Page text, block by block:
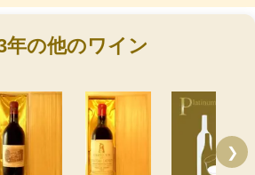
年の他のワイン
❯